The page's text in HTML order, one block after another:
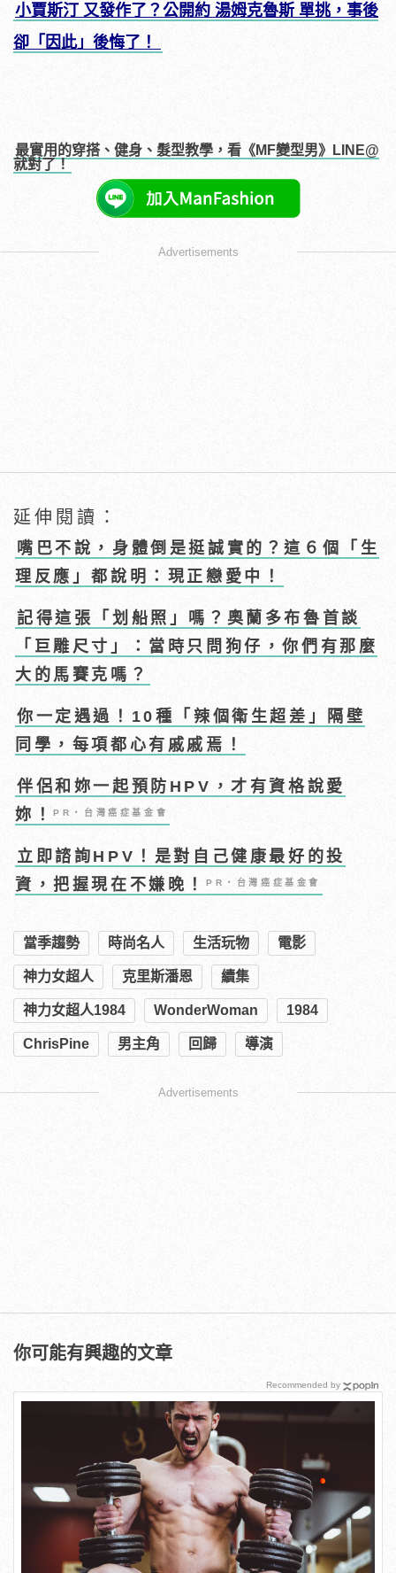
小賈斯汀 又發作了？公開約 湯姆克魯斯 單挑，事後
卻「因此」後悔了！
最實用的穿搭、健身、髮型教學，看《MF變型男》LINE@
就對了！
Advertisements
延伸閱讀：
嘴巴不說，身體倒是挺誠實的？這６個「生
理反應」都說明：現正戀愛中！
記得這張「划船照」嗎？奧蘭多布魯首談
「巨雕尺寸」：當時只問狗仔，你們有那麼
大的馬賽克嗎？
你一定遇過！10種「辣個衛生超差」隔壁
同學，每項都心有戚戚焉！
伴侶和妳一起預防HPV，才有資格說愛
妳！PR・台灣癌症基金會
立即諮詢HPV！是對自己健康最好的投
資，把握現在不嫌晚！PR・台灣癌症基金會
當季趨勢 時尚名人 生活玩物 電影
神力女超人 克里斯潘恩 續集
神力女超人1984 WonderWoman 1984
ChrisPine 男主角 回歸 導演
Advertisements
你可能有興趣的文章
Recommended by